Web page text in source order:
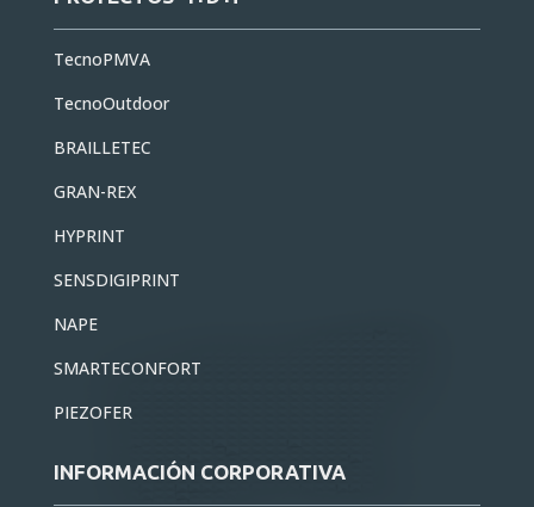
TecnoPMVA
TecnoOutdoor
BRAILLETEC
GRAN-REX
HYPRINT
SENSDIGIPRINT
NAPE
SMARTECONFORT
PIEZOFER
INFORMACIÓN CORPORATIVA